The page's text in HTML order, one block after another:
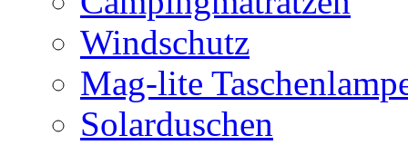
Windschutz
Mag-lite
Solarduschen